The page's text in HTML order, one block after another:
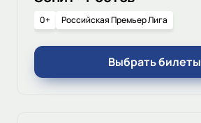
0+ Российская Премьер Лига
Выбрать билеты